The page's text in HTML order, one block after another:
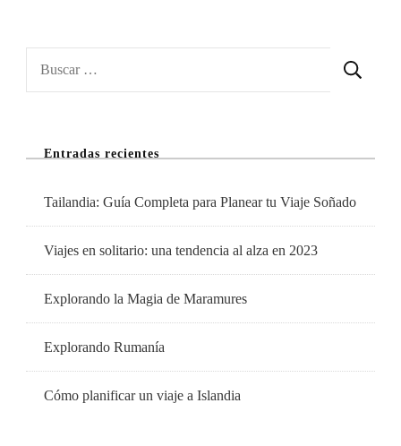
Entradas recientes
Tailandia: Guía Completa para Planear tu Viaje Soñado
Viajes en solitario: una tendencia al alza en 2023
Explorando la Magia de Maramures
Explorando Rumanía
Cómo planificar un viaje a Islandia